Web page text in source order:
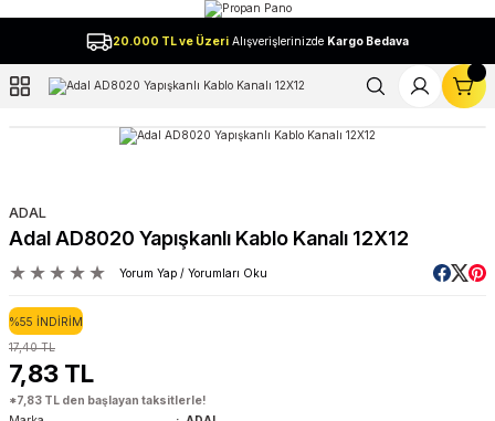
20.000 TL ve Üzeri Alışverişlerinizde Kargo Bedava
ADAL
Adal AD8020 Yapışkanlı Kablo Kanalı 12X12
Yorum Yap / Yorumları Oku
%55 İNDİRİM
17,40 TL
7,83 TL
*7,83 TL den başlayan taksitlerle!